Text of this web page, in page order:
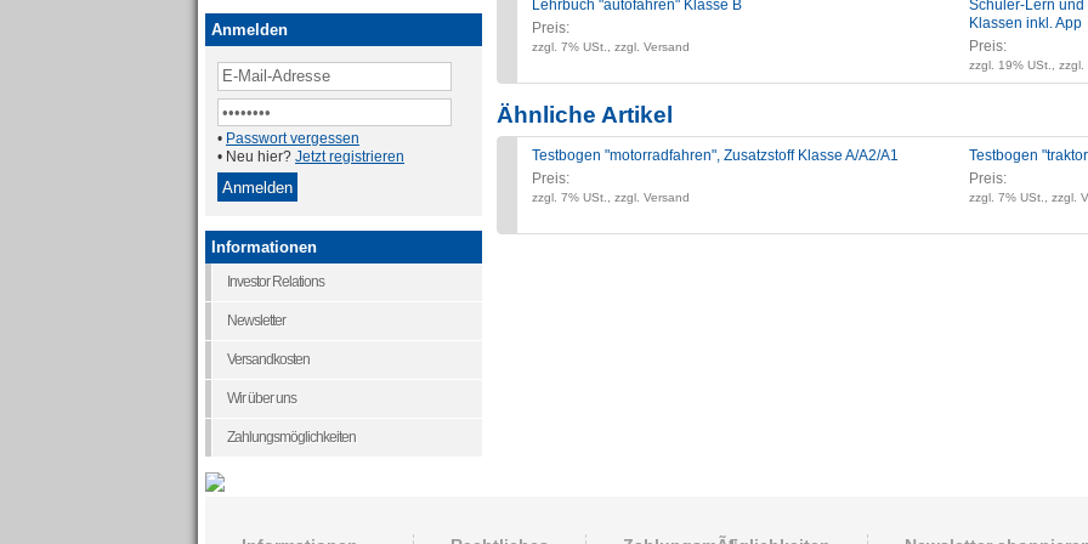
Lehrbuch "autofahren" Klasse B
Preis:
zzgl. 7% USt., zzgl. Versand
Schüler-Lern und
Klassen inkl. App
Preis:
zzgl. 19% USt., zzgl.
Ähnliche Artikel
Testbogen "motorradfahren", Zusatzstoff Klasse A/A2/A1
Preis:
zzgl. 7% USt., zzgl. Versand
Testbogen
Preis:
zzgl. 7% USt., zzgl.
Anmelden
• Passwort vergessen
• Neu hier? Jetzt registrieren
Informationen
Investor Relations
Newsletter
Versandkosten
Wir über uns
Zahlungsmöglichkeiten